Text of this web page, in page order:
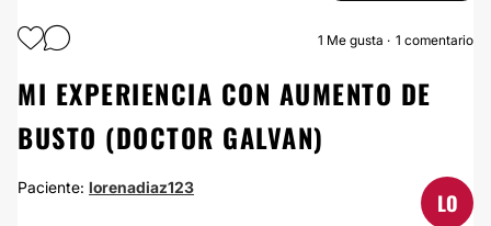
1 Me gusta 1 comentario
MI EXPERIENCIA CON AUMENTO DE
BUSTO (DOCTOR GALVAN)
Paciente: lorenadiaz123
LO